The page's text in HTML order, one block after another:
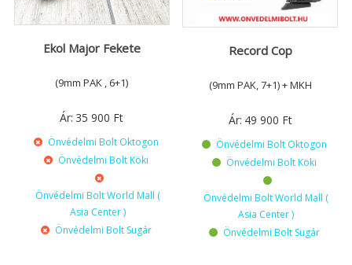
Ekol Major Fekete
(9mm PAK , 6+1)
Ár: 35 900 Ft
Önvédelmi Bolt Oktogon
Önvédelmi Bolt Köki
Önvédelmi Bolt World Mall (
Asia Center )
Önvédelmi Bolt Sugár
Record Cop
(9mm PAK, 7+1) + MKH
Ár: 49 900 Ft
Önvédelmi Bolt Oktogon
Önvédelmi Bolt Köki
Önvédelmi Bolt World Mall (
Asia Center )
Önvédelmi Bolt Sugár